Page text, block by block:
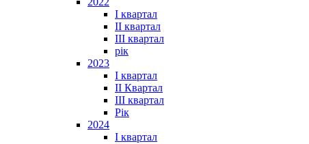
I квартал
II квартал
ІІІ квартал
рік
2023
І квартал
ІІ Квартал
III квартал
Рік
2024
I квартал